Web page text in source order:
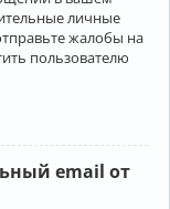
личные
жалобы на
пользователю
email от